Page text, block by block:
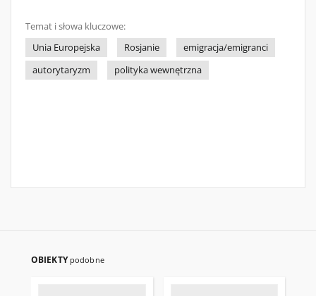
Temat i słowa kluczowe:
Unia Europejska
Rosjanie
emigracja/emigranci
autorytaryzm
polityka wewnętrzna
OBIEKTY podobne